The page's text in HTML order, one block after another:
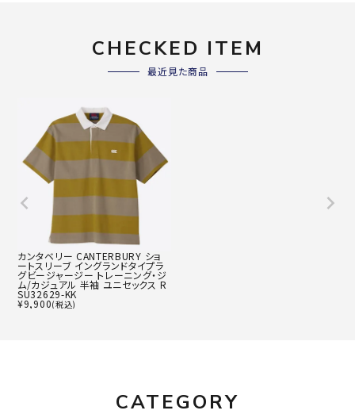
CHECKED ITEM
最近見た商品
カンタベリー CANTERBURY ショ
ートスリーブ イングランドタイプラ
グビージャージー トレーニング・ジ
ム/カジュアル 半袖 ユニセックス R
SU32629-KK
¥9,900(税込)
CATEGORY